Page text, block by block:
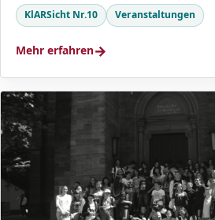
KlARSicht Nr.10 Veranstaltungen
Mehr erfahren→